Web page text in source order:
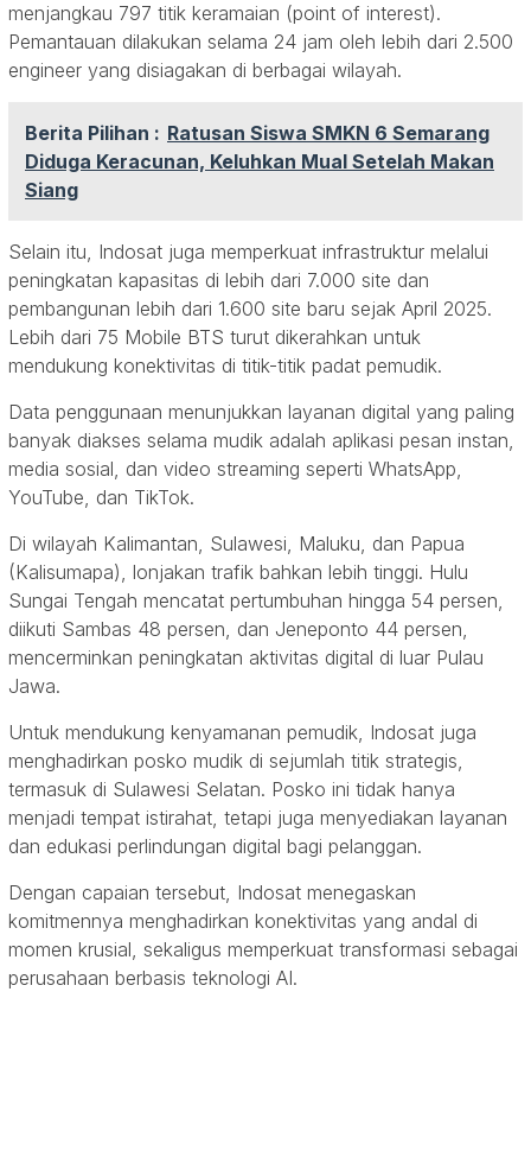
menjangkau 797 titik keramaian (point of interest).
Pemantauan dilakukan selama 24 jam oleh lebih dari 2.500
engineer yang disiagakan di berbagai wilayah.
Berita Pilihan : Ratusan Siswa SMKN 6 Semarang
Diduga Keracunan, Keluhkan Mual Setelah Makan
Siang
Selain itu, Indosat juga memperkuat infrastruktur melalui
peningkatan kapasitas di lebih dari 7.000 site dan
pembangunan lebih dari 1.600 site baru sejak April 2025.
Lebih dari 75 Mobile BTS turut dikerahkan untuk
mendukung konektivitas di titik-titik padat pemudik.
Data penggunaan menunjukkan layanan digital yang paling
banyak diakses selama mudik adalah aplikasi pesan instan,
media sosial, dan video streaming seperti WhatsApp,
YouTube, dan TikTok.
Di wilayah Kalimantan, Sulawesi, Maluku, dan Papua
(Kalisumapa), lonjakan trafik bahkan lebih tinggi. Hulu
Sungai Tengah mencatat pertumbuhan hingga 54 persen,
diikuti Sambas 48 persen, dan Jeneponto 44 persen,
mencerminkan peningkatan aktivitas digital di luar Pulau
Jawa.
Untuk mendukung kenyamanan pemudik, Indosat juga
menghadirkan posko mudik di sejumlah titik strategis,
termasuk di Sulawesi Selatan. Posko ini tidak hanya
menjadi tempat istirahat, tetapi juga menyediakan layanan
dan edukasi perlindungan digital bagi pelanggan.
Dengan capaian tersebut, Indosat menegaskan
komitmennya menghadirkan konektivitas yang andal di
momen krusial, sekaligus memperkuat transformasi sebagai
perusahaan berbasis teknologi AI.